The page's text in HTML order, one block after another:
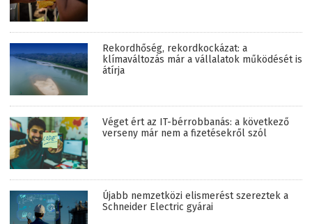
Rekordhőség, rekordkockázat: a
klímaváltozás már a vállalatok működését is
átírja
Véget ért az IT-bérrobbanás: a következő
verseny már nem a fizetésekről szól
Újabb nemzetközi elismerést szereztek a
Schneider Electric gyárai